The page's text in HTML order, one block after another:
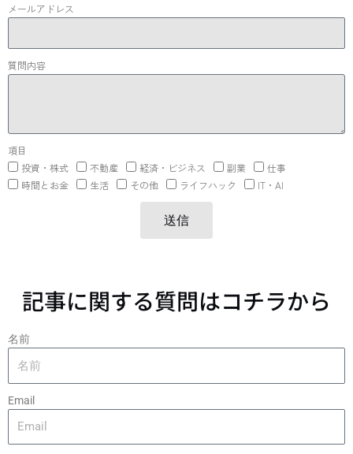
メールアドレス
質問内容
項目
投資・株式
不動産 経済・ビジネス 副業
仕事
時間とお金
生活 その他 ライフハック IT・AI
送信
記事に関する質問はコチラから
名前
Email